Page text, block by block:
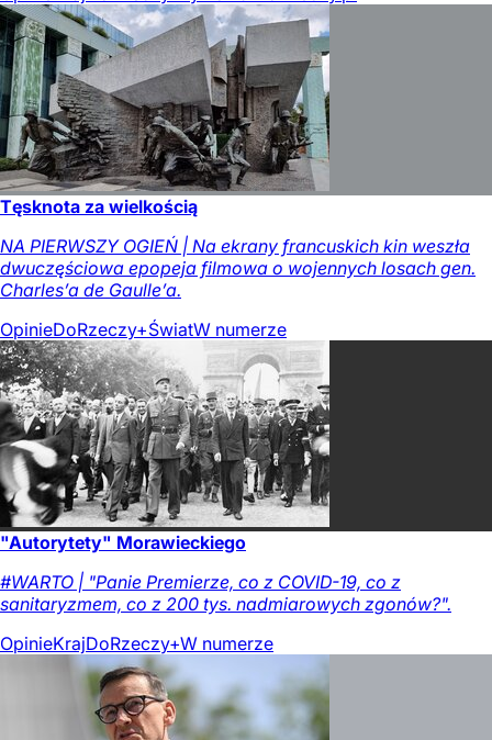
Tęsknota za wielkością
NA PIERWSZY OGIEŃ | Na ekrany francuskich kin weszła
dwuczęściowa epopeja filmowa o wojennych losach gen.
Charles’a de Gaulle’a.
OpinieDoRzeczy+ŚwiatW numerze
"Autorytety" Morawieckiego
#WARTO | "Panie Premierze, co z COVID-19, co z
sanitaryzmem, co z 200 tys. nadmiarowych zgonów?".
OpinieKrajDoRzeczy+W numerze